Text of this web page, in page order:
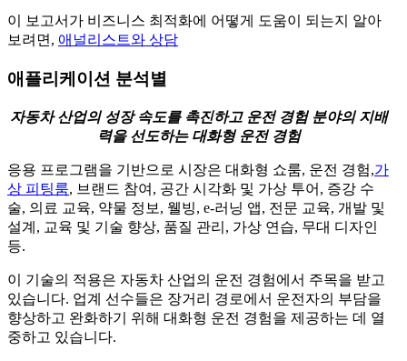
이 보고서가 비즈니스 최적화에 어떻게 도움이 되는지 알아
보려면, 애널리스트와 상담
애플리케이션 분석별
자동차 산업의 성장 속도를 촉진하고 운전 경험 분야의 지배
력을 선도하는 대화형 운전 경험
응용 프로그램을 기반으로 시장은 대화형 쇼룸, 운전 경험,가
상 피팅룸, 브랜드 참여, 공간 시각화 및 가상 투어, 증강 수
술, 의료 교육, 약물 정보, 웰빙, e-러닝 앱, 전문 교육, 개발 및
설계, 교육 및 기술 향상, 품질 관리, 가상 연습, 무대 디자인
등.
이 기술의 적용은 자동차 산업의 운전 경험에서 주목을 받고
있습니다. 업계 선수들은 장거리 경로에서 운전자의 부담을
향상하고 완화하기 위해 대화형 운전 경험을 제공하는 데 열
중하고 있습니다.